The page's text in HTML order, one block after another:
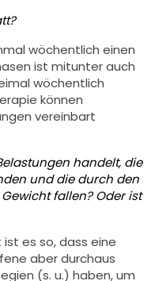
wöchentlich einen
ist mitunter auch
wöchentlich
können
vereinbart
handelt, die
und die durch den
fallen? Oder ist
es so, dass eine
aber durchaus
(s. u.) haben, um